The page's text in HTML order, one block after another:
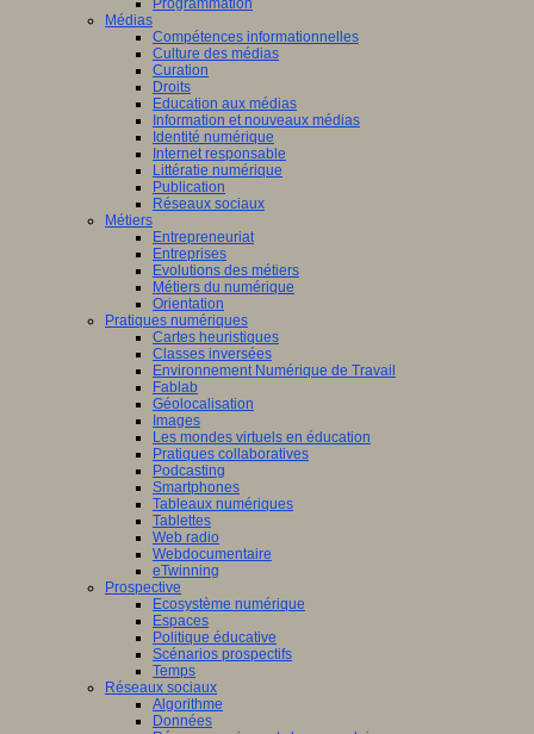
Programmation
Médias
Compétences informationnelles
Culture des médias
Curation
Droits
Education aux médias
Information et nouveaux médias
Identité numérique
Internet responsable
Littératie numérique
Publication
Réseaux sociaux
Métiers
Entrepreneuriat
Entreprises
Evolutions des métiers
Métiers du numérique
Orientation
Pratiques numériques
Cartes heuristiques
Classes inversées
Environnement Numérique de Travail
Fablab
Géolocalisation
Images
Les mondes virtuels en éducation
Pratiques collaboratives
Podcasting
Smartphones
Tableaux numériques
Tablettes
Web radio
Webdocumentaire
eTwinning
Prospective
Ecosystème numérique
Espaces
Politique éducative
Scénarios prospectifs
Temps
Réseaux sociaux
Algorithme
Données